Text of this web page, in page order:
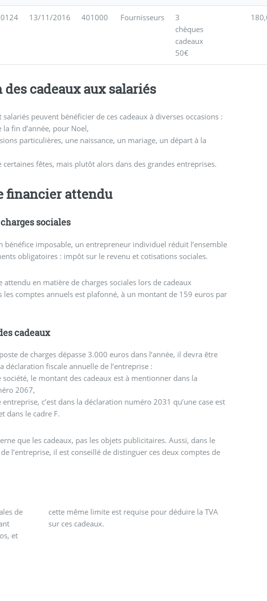
0124 13/11/2016 401000 Fournisseurs
3
chèques
cadeaux
50€
des cadeaux aux salariés
salariés peuvent bénéficier de ces cadeaux à diverses occasions :
la fin d’année, pour Noel,
particulières, une naissance, un mariage, un départ à la
certaines fêtes, mais plutôt alors dans des grandes entreprises.
financier attendu
sociales
bénéfice imposable, un entrepreneur individuel réduit l’ensemble
obligatoires : impôt sur le revenu et cotisations sociales.
attendu en matière de charges sociales lors de cadeaux
les comptes annuels est plafonné, à un montant de 159 euros par
cadeaux
de charges dépasse 3.000 euros dans l’année, il devra être
déclaration fiscale annuelle de l’entreprise :
société, le montant des cadeaux est à mentionner dans la
2067,
entreprise, c’est dans la déclaration numéro 2031 qu’une case est
dans le cadre F.
que les cadeaux, pas les objets publicitaires. Aussi, dans le
l’entreprise, il est conseillé de distinguer ces deux comptes de
sur ces cadeaux.